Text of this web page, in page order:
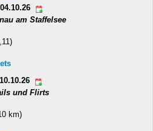
am Staffelsee
und Flirts
km)